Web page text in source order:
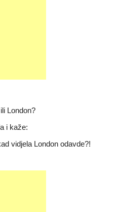
London?
i kaže:
vidjela London odavde?!